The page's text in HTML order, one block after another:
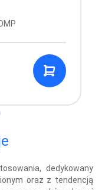
dedykowany
oraz z tendencją